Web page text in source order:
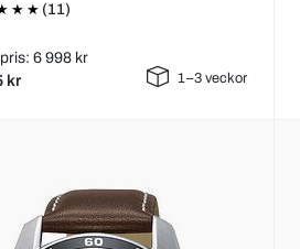
(11)
6 998 kr
kr 1–3 veckor